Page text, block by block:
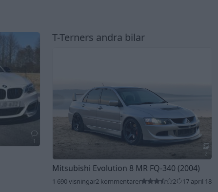
1
T-Terners andra bilar
2
Mitsubishi Evolution 8 MR FQ-340 (2004)
1 690 visningar2 kommentarer 2 17 april 18